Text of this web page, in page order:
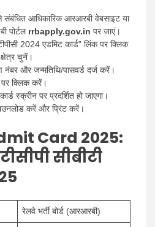
आधिकारिक आरआरबी वेबसाइट या
पोर्टल rrbapply.gov.in पर जाएं।
2024 एडमिट कार्ड” लिंक पर क्लिक
चुनें।
और जन्मतिथि/पासवर्ड दर्ज करें।
पर क्लिक करें।
स्क्रीन पर प्रदर्शित हो जाएगा।
करें और प्रिंट करें।
Card 2025:
सीबीटी
रेलवे भर्ती बोर्ड (आरआरबी)